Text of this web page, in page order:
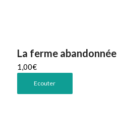
La ferme abandonnée
1,00€
Ecouter